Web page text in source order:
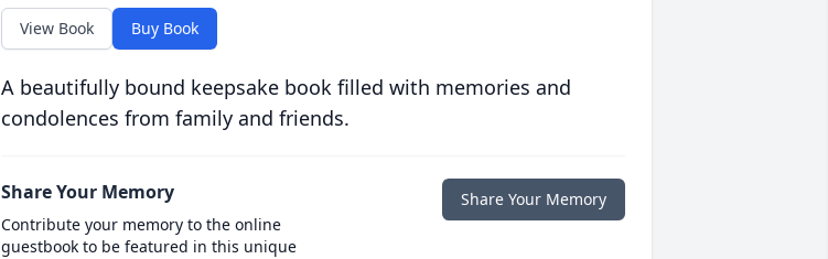
View Book Buy Book
A beautifully bound keepsake book filled with memories and
condolences from family and friends.
Share Your Memory
Contribute your memory to the online
guestbook to be featured in this unique
Share Your Memory